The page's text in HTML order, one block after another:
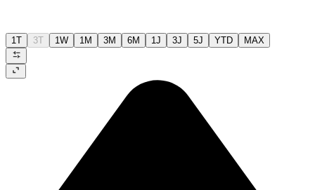
1T 3T 1W 1M 3M 6M 1J 3J 5J YTD MAX